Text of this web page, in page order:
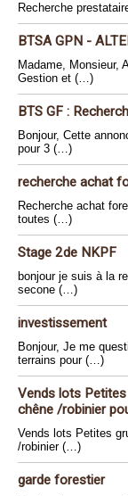
Recherche
BTSA GPN -
Madame, Monsieur,
Gestion et (…)
BTS GF :
Bonjour, Cette
pour 3 (…)
recherche achat
Recherche achat
toutes (…)
Stage 2de NKPF
bonjour je suis à la
secone (…)
investissement
Bonjour, Je me
terrains pour (…)
Vends lots
chêne /robinier
Vends lots Petites
/robinier (…)
garde forestier